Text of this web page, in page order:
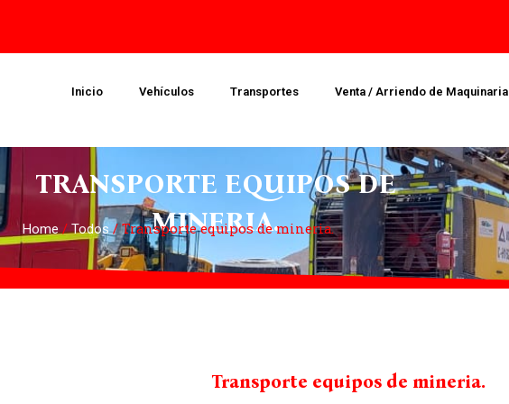
Inicio Vehículos Transportes Venta / Arriendo de Maquinaria
TRANSPORTE EQUIPOS DE
MINERIA.
Home/Todos/ Transporte equipos de mineria.
Transporte equipos de mineria.